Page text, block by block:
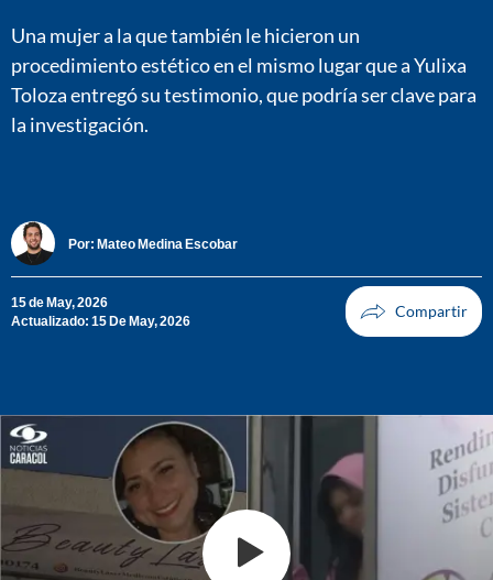
Una mujer a la que también le hicieron un
procedimiento estético en el mismo lugar que a Yulixa
Toloza entregó su testimonio, que podría ser clave para
la investigación.
Por: Mateo Medina Escobar
15 de May, 2026
Actualizado: 15 De May, 2026